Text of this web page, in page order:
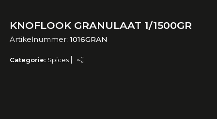
KNOFLOOK GRANULAAT 1/1500GR
Artikelnummer: 1016GRAN
Categorie: Spices